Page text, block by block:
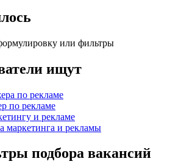
или фильтры
ищут
по рекламе
по рекламе
и рекламе
маркетинга и рекламы
подбора вакансий